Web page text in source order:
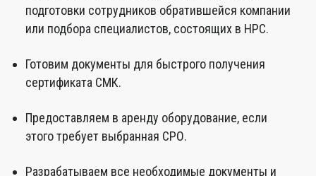
подготовки сотрудников обратившейся компании
или подбора специалистов, состоящих в НРС.
Готовим документы для быстрого получения
сертификата СМК.
Предоставляем в аренду оборудование, если
этого требует выбранная СРО.
Разрабатываем все необходимые документы и